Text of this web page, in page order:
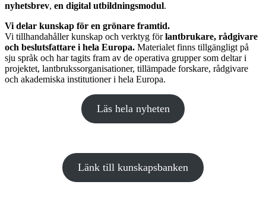
nyhetsbrev, en digital utbildningsmodul.
Vi delar kunskap för en grönare framtid.
Vi tillhandahåller kunskap och verktyg förlantbrukare, rådgivare
och beslutsfattare i hela Europa. Materialet finns tillgängligt på
sju språk och har tagits fram av de operativa grupper som deltar i
projektet, lantbrukssorganisationer, tillämpade forskare, rådgivare
och akademiska institutioner i hela Europa.
Läs hela nyheten
Länk till kunskapsbanken